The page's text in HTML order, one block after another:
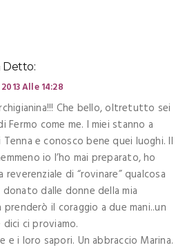
Detto:
Alle 14:28
Che bello, oltretutto sei
Fermo come me. I miei stanno a
Tenna e conosco bene quei luoghi. Il
io l’ho mai preparato, ho
reverenziale di “rovinare” qualcosa
dalle donne della mia
prenderò il coraggio a due mani..un
dici ci proviamo.
e i loro sapori. Un abbraccio Marina.